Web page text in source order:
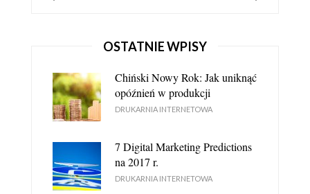
DRUKARNIA INTERNETOWA JEST LEPSZA OD
STACJONARNEJ - DLACZEGO?
DRUKARNIA INTERNETOWA
OSTATNIE WPISY
Chiński Nowy Rok: Jak uniknąć
opóźnień w produkcji
DRUKARNIA INTERNETOWA
7 Digital Marketing Predictions
na 2017 r.
DRUKARNIA INTERNETOWA